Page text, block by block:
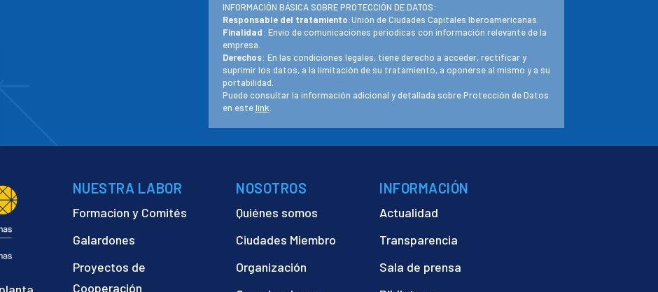
INFORMACIÓN BÁSICA SOBRE PROTECCIÓN DE DATOS:
Responsable del tratamiento:Unión de Ciudades Capitales Iberoamericanas.
Finalidad: Envío de comunicaciones periodicas con información relevante de la
empresa.
Derechos: En las condiciones legales, tiene derecho a acceder, rectificar y
suprimir los datos, a la limitación de su tratamiento, a oponerse al mismo y a su
portabilidad.
Puede consultar la información adicional y detallada sobre Protección de Datos
en estelink
NUESTRA LABOR
Formacion y Comités
Galardones
Proyectos de
Cooperación
NOSOTROS
Quiénes somos
Ciudades Miembro
Organización
INFORMACIÓN
Actualidad
Transparencia
Sala de prensa